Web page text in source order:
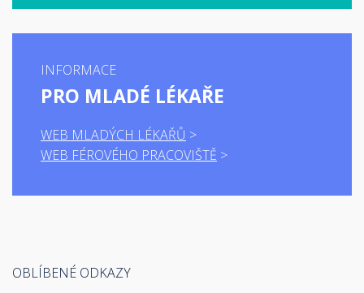
INFORMACE
PRO MLADÉ LÉKAŘE
WEB MLADÝCH LÉKAŘŮ
WEB FÉROVÉHO PRACOVIŠTĚ
OBLÍBENÉ ODKAZY